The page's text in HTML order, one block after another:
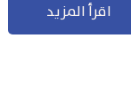
اقرأ المزيد